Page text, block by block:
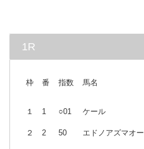
1R
枠 番 指数 馬名
１ 1 ○01 ケール
２ 2 50 エドノアズマオー